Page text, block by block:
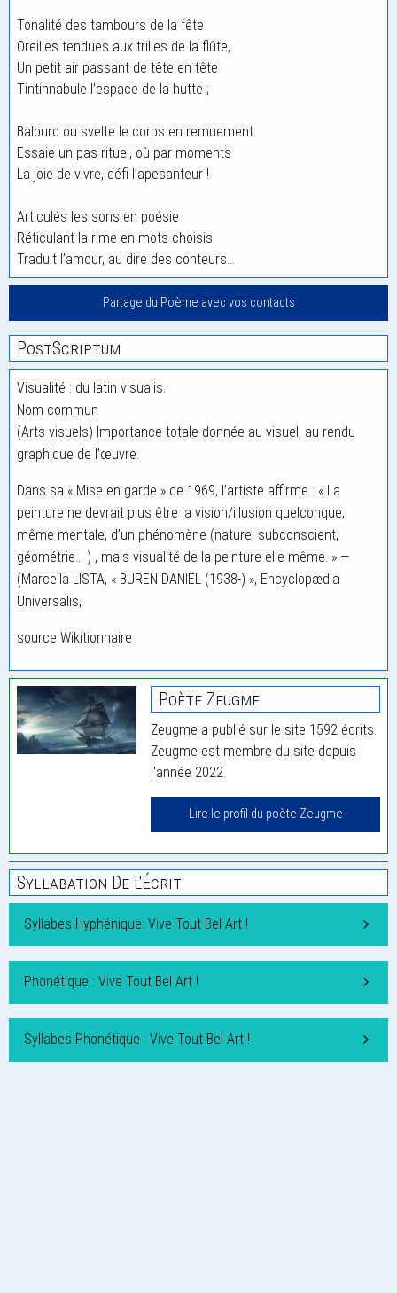
Tonalité des tambours de la fête
Oreilles tendues aux trilles de la flûte,
Un petit air passant de tête en tête
Tintinnabule l’espace de la hutte ;
Balourd ou svelte le corps en remuement
Essaie un pas rituel, où par moments
La joie de vivre, défi l’apesanteur !
Articulés les sons en poésie
Réticulant la rime en mots choisis
Traduit l’amour, au dire des conteurs…
Partage du Poème avec vos contacts
PostScriptum
Visualité : du latin visualis.
Nom commun
(Arts visuels) Importance totale donnée au visuel, au rendu
graphique de l’œuvre.
Dans sa « Mise en garde » de 1969, l’artiste affirme : « La
peinture ne devrait plus être la vision/illusion quelconque,
même mentale, d’un phénomène (nature, subconscient,
géométrie… ) , mais visualité de la peinture elle-même. » —
(Marcella LISTA, « BUREN DANIEL (1938-) », Encyclopædia
Universalis,
source Wikitionnaire
Poète Zeugme
Zeugme a publié sur le site 1592 écrits.
Zeugme est membre du site depuis
l'année 2022.
Lire le profil du poète Zeugme
Syllabation De L'Écrit
Syllabes Hyphénique: Vive Tout Bel Art !
Phonétique : Vive Tout Bel Art !
Syllabes Phonétique : Vive Tout Bel Art !